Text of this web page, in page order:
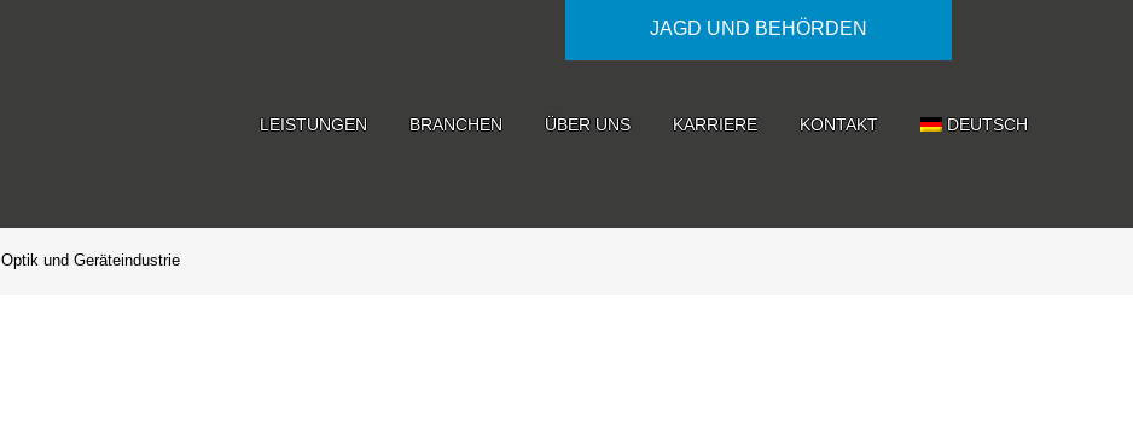
JAGD UND BEHÖRDEN
LEISTUNGEN BRANCHEN ÜBER UNS KARRIERE KONTAKT DEUTSCH
Optik und Geräteindustrie